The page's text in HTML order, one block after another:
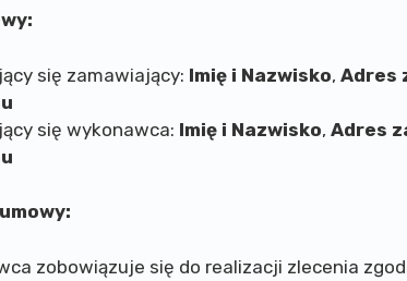
się zamawiający: Imię i Nazwisko, Adres
się wykonawca: Imię i Nazwisko, Adres
zobowiązuje się do realizacji zlecenia